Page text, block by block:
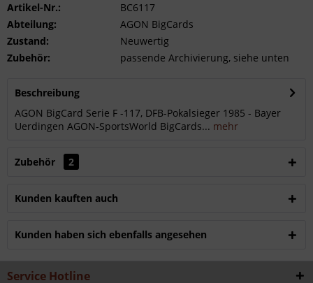
Artikel-Nr.:
BC6117
Abteilung:
AGON BigCards
Zustand:
Neuwertig
Zubehör:
passende Archivierung, siehe unten
Beschreibung
AGON BigCard Serie F -117, DFB-Pokalsieger 1985 - Bayer
Uerdingen AGON-SportsWorld BigCards... mehr
Zubehör 2
Kunden kauften auch
Kunden haben sich ebenfalls angesehen
Service Hotline